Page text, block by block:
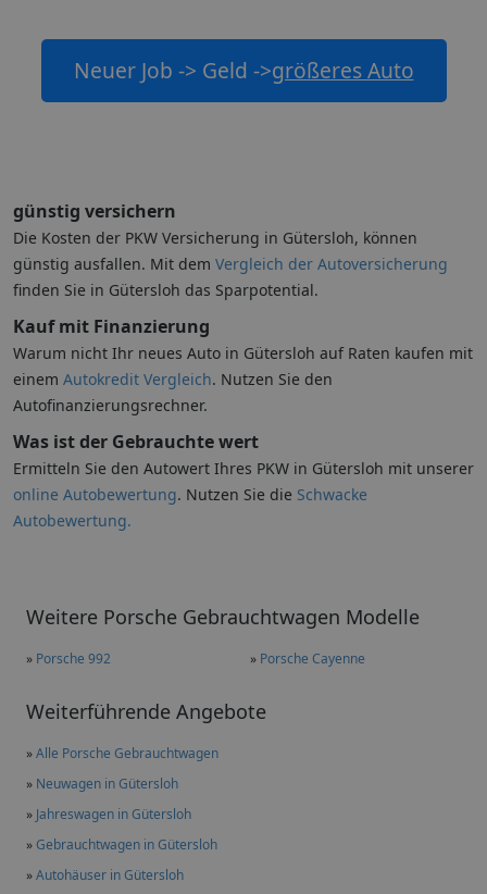
Weitere Porsche Gebrauchtwagen Modelle
» Porsche 992 » Porsche Cayenne
Weiterführende Angebote
»Alle Porsche Gebrauchtwagen
» Neuwagen in Gütersloh
» Jahreswagen in Gütersloh
»Gebrauchtwagen in Gütersloh
»Autohäuser in Gütersloh
Neuer Job -> Geld ->größeres Auto
günstig versichern
Die Kosten der PKW Versicherung in Gütersloh, können
günstig ausfallen. Mit dem Vergleich der Autoversicherung
finden Sie in Gütersloh das Sparpotential.
Kauf mit Finanzierung
Warum nicht Ihr neues Auto in Gütersloh auf Raten kaufen mit
einem Autokredit Vergleich. Nutzen Sie den
Autofinanzierungsrechner.
Was ist der Gebrauchte wert
Ermitteln Sie den Autowert Ihres PKW in Gütersloh mit unserer
online Autobewertung. Nutzen Sie die Schwacke
Autobewertung.